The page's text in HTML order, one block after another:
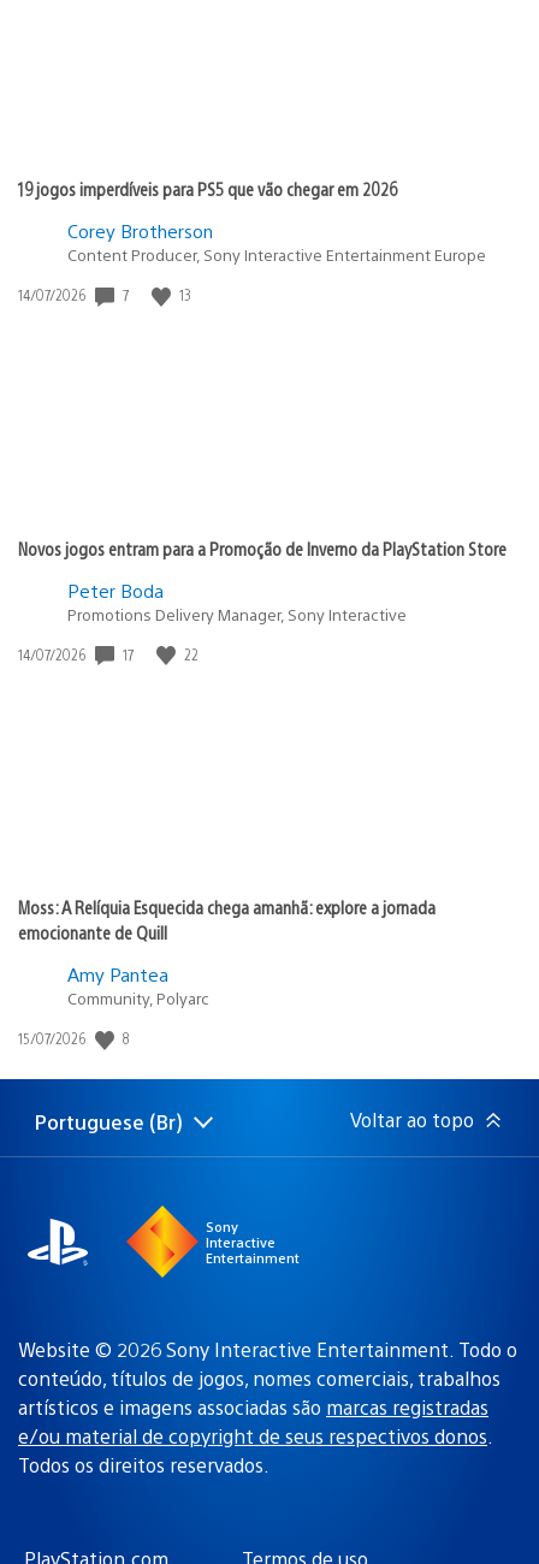
19 jogos imperdíveis para PS5 que vão chegar em 2026
Corey Brotherson
Content Producer, Sony Interactive Entertainment Europe
Data
14/07/2026 7 13
Novos jogos entram para a Promoção de Inverno da PlayStation Store
Peter Boda
Promotions Delivery Manager, Sony Interactive
Data
14/07/2026 17 22
Moss: A Relíquia Esquecida chega amanhã: explore a jornada
emocionante de Quill
Amy Pantea
Community, Polyarc
Data
publicação:
15/07/2026 8
Selecione
Região
Portuguese (Br) Voltar ao topo
Sony
Interactive
Entertainment
Website © 2026 Sony Interactive Entertainment. Todo o
conteúdo, títulos de jogos, nomes comerciais, trabalhos
artísticos e imagens associadas são marcas registradas
e/ou material de copyright de seus respectivos donos.
Todos os direitos reservados.